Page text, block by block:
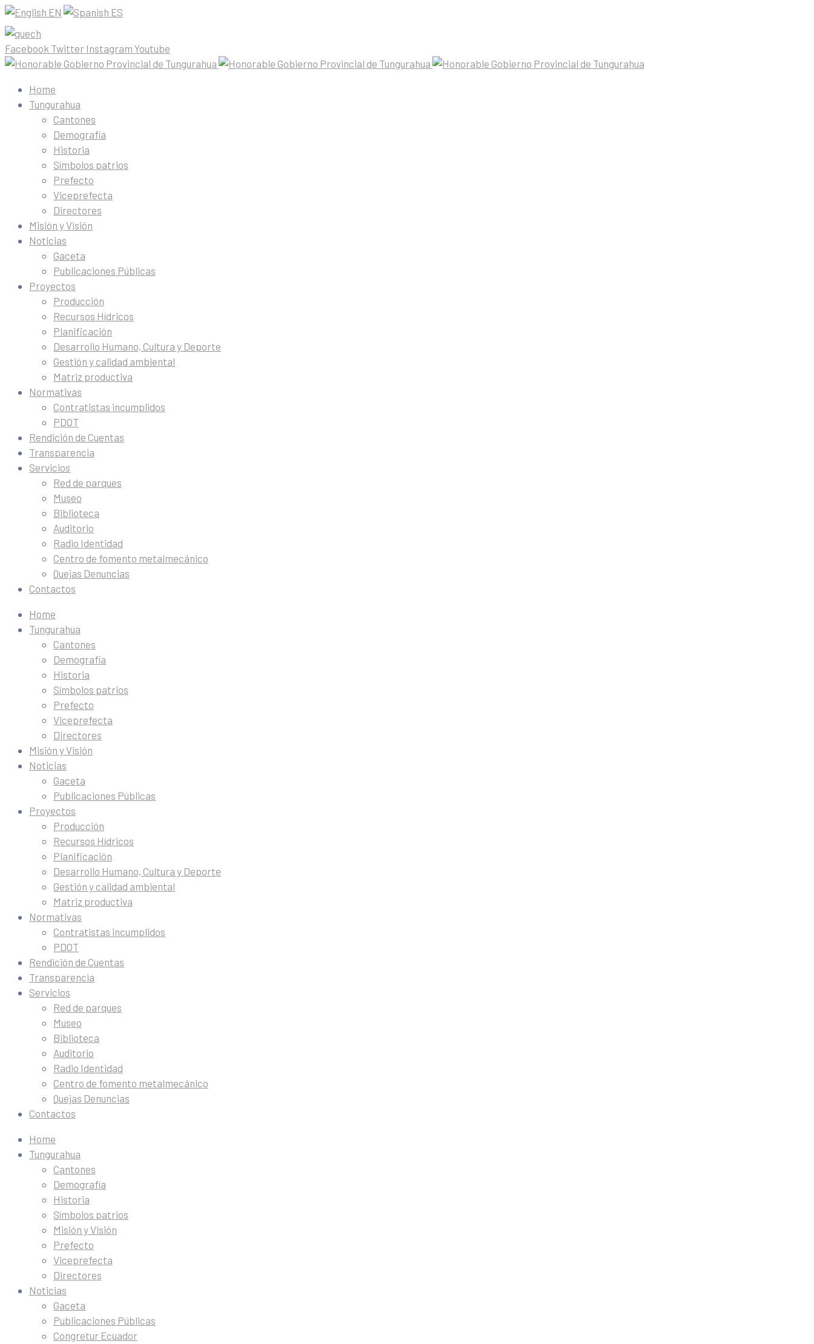
EN ES
Facebook Twitter Instagram Youtube
Home
Tungurahua
Cantones
Demografía
Historia
Símbolos patrios
Prefecto
Viceprefecta
Directores
Misión y Visión
Noticias
Gaceta
Publicaciones Públicas
Proyectos
Producción
Recursos Hídricos
Planificación
Desarrollo Humano, Cultura y Deporte
Gestión y calidad ambiental
Matriz productiva
Normativas
Contratistas incumplidos
PDOT
Rendición de Cuentas
Transparencia
Servicios
Red de parques
Museo
Biblioteca
Auditorio
Radio Identidad
Centro de fomento metalmecánico
Quejas Denuncias
Contactos
Home
Tungurahua
Cantones
Demografía
Historia
Símbolos patrios
Prefecto
Viceprefecta
Directores
Misión y Visión
Noticias
Gaceta
Publicaciones Públicas
Proyectos
Producción
Recursos Hídricos
Planificación
Desarrollo Humano, Cultura y Deporte
Gestión y calidad ambiental
Matriz productiva
Normativas
Contratistas incumplidos
PDOT
Rendición de Cuentas
Transparencia
Servicios
Red de parques
Museo
Biblioteca
Auditorio
Radio Identidad
Centro de fomento metalmecánico
Quejas Denuncias
Contactos
Home
Tungurahua
Cantones
Demografía
Historia
Símbolos patrios
Misión y Visión
Prefecto
Viceprefecta
Directores
Noticias
Gaceta
Publicaciones Públicas
Congretur Ecuador